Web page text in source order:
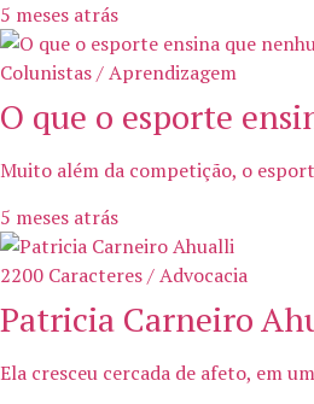
5 meses atrás
Colunistas / Aprendizagem
O que o esporte
Muito além da competição, o
5 meses atrás
2200 Caracteres / Advocacia
Patricia Carneiro
Ela cresceu cercada de afeto, em